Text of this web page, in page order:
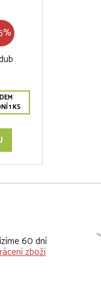
1 KS
60 dní
zboží